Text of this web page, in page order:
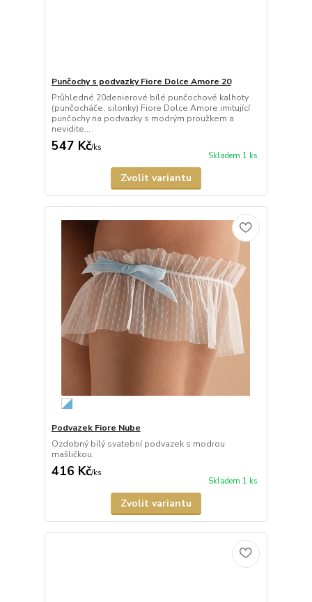
Punčochy s podvazky Fiore Dolce Amore 20
Průhledné 20denierové bílé punčochové kalhoty
(punčocháče, silonky) Fiore Dolce Amore imitující
punčochy na podvazky s modrým proužkem a
nevidite...
547 Kč/ks
Skladem 1 ks
Zvolit variantu
Podvazek Fiore Nube
Ozdobný bílý svatební podvazek s modrou
mašličkou.
416 Kč/ks
Skladem 1 ks
Zvolit variantu